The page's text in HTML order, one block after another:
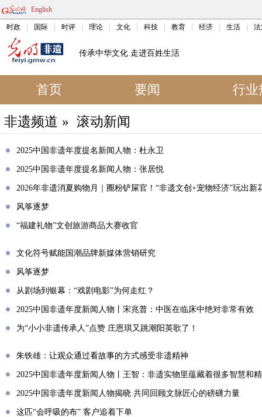
English
时政 国际 时评 理论 文化 科技 教育 经济 生活
传承中华文化 走进百姓生活
首页 要闻 行业
非遗频道 » 滚动新闻
2025中国非遗年度提名新闻人物：杜永卫
2025中国非遗年度提名新闻人物：张居悦
2026年非遗消夏购物月｜圈粉铲屎官！“非遗文创+宠物经济”玩出新
风筝逐梦
“福建礼物”文创旅游商品大赛收官
文化符号赋能国潮品牌新媒体营销研究
风筝逐梦
从剧场到银幕：“戏剧电影”为何走红？
2025中国非遗年度新闻人物丨宋兆普：中医在临床中绝对非常有效
为“小小非遗传承人”点赞 庄恩琪又跳潮阳英歌了！
朱铁雄：让观众通过看故事的方式感受非遗精神
2025中国非遗年度新闻人物丨王智：非遗实物里蕴藏着很多智慧和
2025中国非遗年度新闻人物揭晓 共同回顾文脉匠心的磅礴力量
这匹“会呼吸的布” 客户追着下单